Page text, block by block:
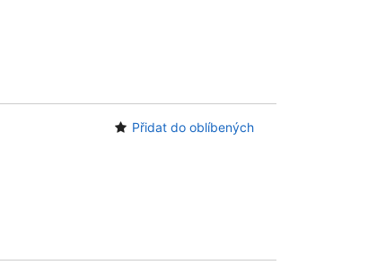
Přidat do oblíbených